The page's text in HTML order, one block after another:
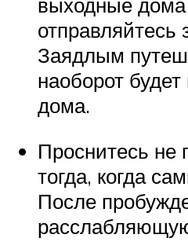
отправляйтесь
Заядлым
наоборот
дома.
Проснитесь не
тогда, когда
После